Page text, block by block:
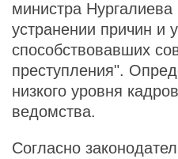
министра
устранении причин и
способствовавших
преступления".
низкого уровня
ведомства.
Согласно